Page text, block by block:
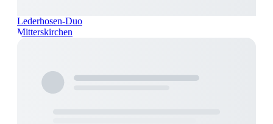
Lederhosen-Duo
Mitterskirchen